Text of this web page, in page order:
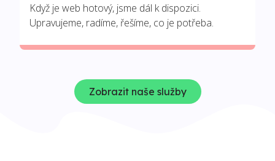
Když je web hotový, jsme dál k dispozici.
Upravujeme, radíme, řešíme, co je potřeba.
Zobrazit naše služby